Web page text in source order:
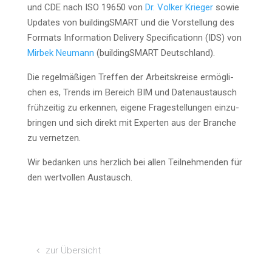
und CDE nach ISO 19650 von Dr. Vol­ker Krie­gersowie
Updates von buil­dingSMART und die Vor­stel­lung des
For­mats Infor­ma­ti­on Deli­very Spe­ci­fi­ca­ti­onn (IDS) von
Mir­bek Neu­mann (buil­dingSMART Deutschland).
Die regel­mä­ßi­gen Tref­fen der Arbeits­krei­se ermög­li­
chen es, Trends im Bereich BIM und Daten­aus­tausch
früh­zei­tig zu erken­nen, eige­ne Fra­ge­stel­lun­gen ein­zu­
brin­gen und sich direkt mit Exper­ten aus der Bran­che
zu vernetzen.
Wir bedan­ken uns herz­lich bei allen Teil­neh­men­den für
den wert­vol­len Austausch.
zur Über­sicht